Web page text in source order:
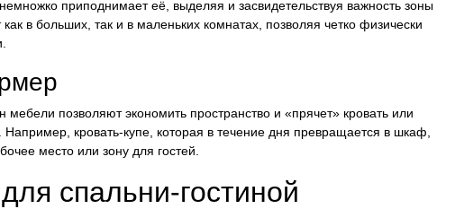
приподнимает её, выделяя и засвидетельствуя важность зоны
в больших, так и в маленьких комнатах, позволяя четко физически
позволяют экономить пространство и «прячет» кровать или
кровать-купе, которая в течение дня превращается в шкаф,
место или зону для гостей.
спальни-гостиной